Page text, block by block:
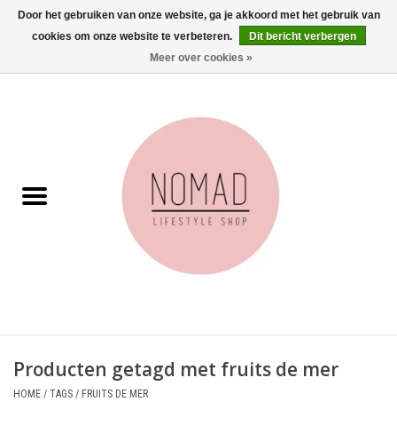
0 Artikelen - €0,00
Aan tafel
Producten getagd met fruits de mer
HOME / TAGS / FRUITS DE MER
Door het gebruiken van onze website, ga je akkoord met het gebruik van
cookies om onze website te verbeteren.
Dit bericht verbergen
Meer over cookies »